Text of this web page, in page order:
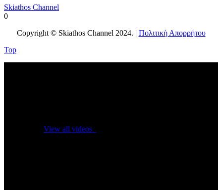
Skiathos Channel
0
Copyright © Skiathos Channel 2024. | Πολιτική Απορρήτου
Top
View all videos